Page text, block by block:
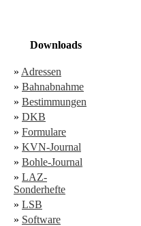
Downloads
» Adressen
» Bahnabnahme
» Bestimmungen
» DKB
» Formulare
» KVN-Journal
» Bohle-Journal
» LAZ-
Sonderhefte
» LSB
» Software